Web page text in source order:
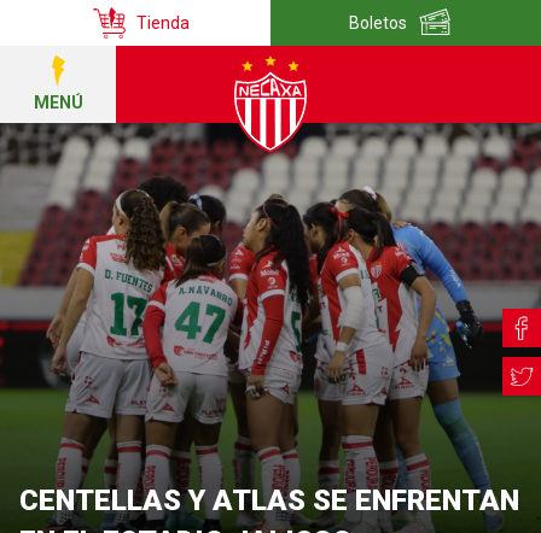
Tienda Boletos
MENÚ
CENTELLAS Y ATLAS SE ENFRENTAN